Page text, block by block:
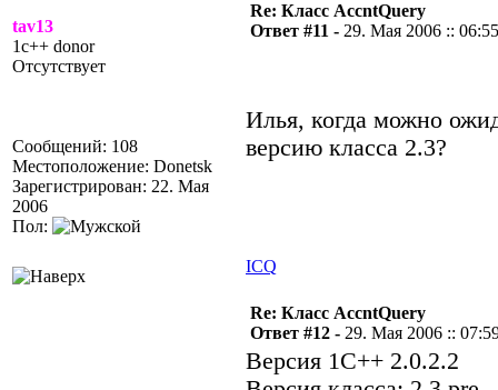
tav13
1c++ donor
Отсутствует
Сообщений: 108
Местоположение: Donetsk
Зарегистрирован: 22. Мая
2006
Пол:
Re: Класс AccntQuery
Ответ #11 - 29. Мая 2006 :: 06:55
Илья, когда можно
версию класса 2.3?
ICQ
Re: Класс AccntQuery
Ответ #12 - 29. Мая 2006 ::
Версия 1С++ 2.0.2.2